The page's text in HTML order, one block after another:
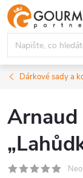
Přejít
na
obsah
Dárkové sady a
Arnaud